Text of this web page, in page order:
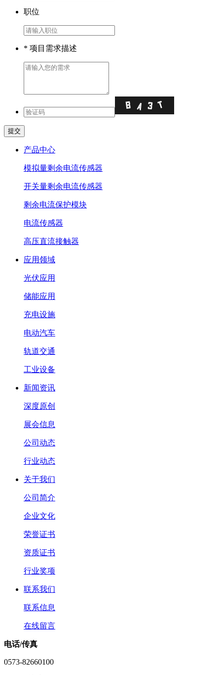
职位
* 项目需求描述
产品中心
模拟量剩余电流传感器
开关量剩余电流传感器
剩余电流保护模块
电流传感器
高压直流接触器
应用领域
光伏应用
储能应用
充电设施
电动汽车
轨道交通
工业设备
新闻资讯
深度原创
展会信息
公司动态
行业动态
关于我们
公司简介
企业文化
荣誉证书
资质证书
行业奖项
联系我们
联系信息
在线留言
电话/传真
0573-82660100